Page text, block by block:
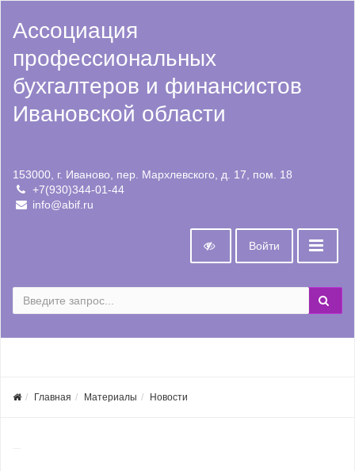
Ассоциация
профессиональных
бухгалтеров и финансистов
Ивановской области
153000, г. Иваново, пер. Мархлевского, д. 17, пом. 18
+7(930)344-01-44
info@abif.ru
Войти
Главная Материалы Новости